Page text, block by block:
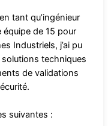
tant qu’ingénieur
équipe de 15 pour
Industriels, j’ai pu
techniques
de validations
suivantes :